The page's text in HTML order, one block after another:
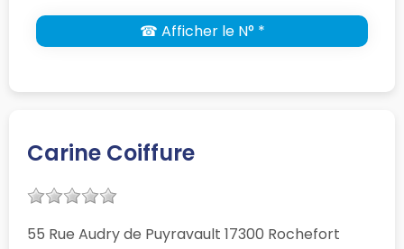
☎ Afficher le N° *
Carine Coiffure
55 Rue Audry de Puyravault 17300 Rochefort